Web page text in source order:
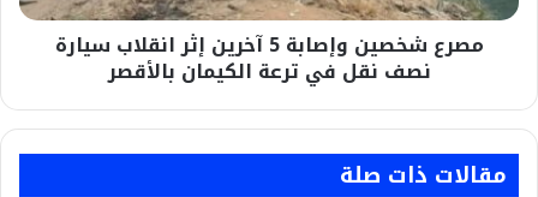
نصف
الكيمان
مصرع شخصين وإصابة 5 آخرين إثر انقلاب سيارة
نصف نقل في ترعة الكيمان بالأقصر
مقالات ذات صلة